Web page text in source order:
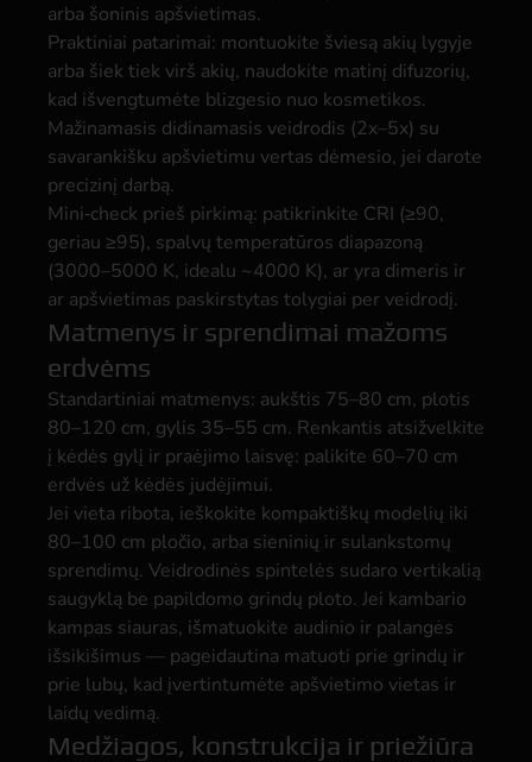
arba šoninis apšvietimas.
Praktiniai patarimai: montuokite šviesą akių lygyje
arba šiek tiek virš akių, naudokite matinį difuzorių,
kad išvengtumėte blizgesio nuo kosmetikos.
Mažinamasis didinamasis veidrodis (2x–5x) su
savarankišku apšvietimu vertas dėmesio, jei darote
precizinį darbą.
Mini‑check prieš pirkimą: patikrinkite CRI (≥90,
geriau ≥95), spalvų temperatūros diapazoną
(3000–5000 K, idealu ~4000 K), ar yra dimeris ir
ar apšvietimas paskirstytas tolygiai per veidrodį.
Matmenys ir sprendimai mažoms
erdvėms
Standartiniai matmenys: aukštis 75–80 cm, plotis
80–120 cm, gylis 35–55 cm. Renkantis atsižvelkite
į kėdės gylį ir praėjimo laisvę: palikite 60–70 cm
erdvės už kėdės judėjimui.
Jei vieta ribota, ieškokite kompaktiškų modelių iki
80–100 cm pločio, arba sieninių ir sulankstomų
sprendimų. Veidrodinės spintelės sudaro vertikalią
saugyklą be papildomo grindų ploto. Jei kambario
kampas siauras, išmatuokite audinio ir palangės
išsikišimus — pageidautina matuoti prie grindų ir
prie lubų, kad įvertintumėte apšvietimo vietas ir
laidų vedimą.
Medžiagos, konstrukcija ir priežiūra